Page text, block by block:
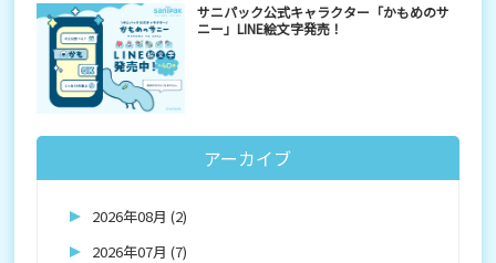
サニパック公式キャラクター「かもめのサ
ニー」LINE絵文字発売！
アーカイブ
2026年08月 (2)
2026年07月 (7)